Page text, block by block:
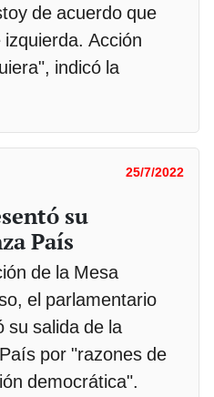
de acuerdo que
Acción
indicó la
25/7/2022
su
País
de la Mesa
el parlamentario
su salida de la
por "razones de
democrática".